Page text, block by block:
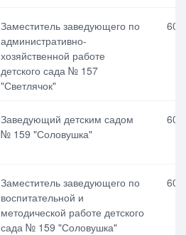
Заместитель заведующего по
административно-
хозяйственной работе
детского сада № 157
"Светлячок"
Заведующий детским садом
№ 159 "Соловушка"
Заместитель заведующего по
воспитательной и
методической работе детского
сада № 159 "Соловушка"